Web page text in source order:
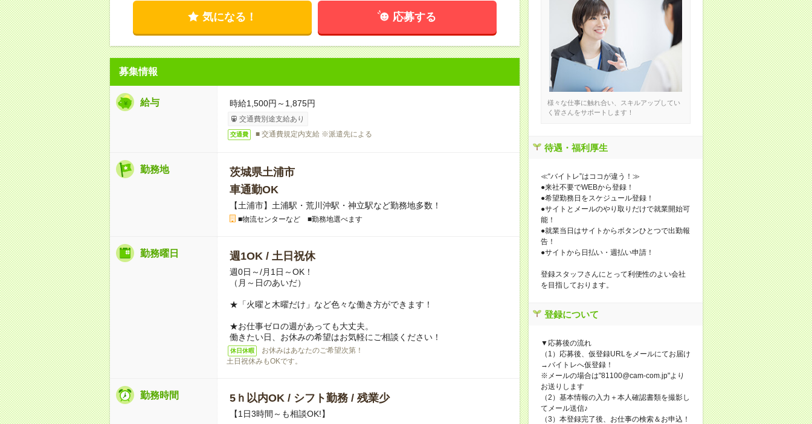
気になる！ 応募する
募集情報
給与 時給1,500円～1,875円
交通費別途支給あり
交通費 ■ 交通費規定内支給 ※派遣先による
勤務地
茨城県土浦市
車通勤OK
【土浦市】土浦駅・荒川沖駅・神立駅など勤務地多数！
■物流センターなど ■勤務地選べます
勤務曜日 週1OK / 土日祝休
週0日～/月1日～OK！
（月～日のあいだ）
★「火曜と木曜だけ」など色々な働き方ができます！
★お仕事ゼロの週があっても大丈夫。
働きたい日、お休みの希望はお気軽にご相談ください！
休日休暇
お休みはあなたのご希望次第！
土日祝休みもOKです。
勤務時間 5ｈ以内OK / シフト勤務 / 残業少
【1日3時間～も相談OK!】
様々な仕事に触れ合い、スキルアップしてい
く皆さんをサポートします！
待遇・福利厚生
≪“バイトレ”はココが違う！≫
●来社不要でWEBから登録！
●希望勤務日をスケジュール登録！
●サイトとメールのやり取りだけで就業開始可
能！
●就業当日はサイトからボタンひとつで出勤報
告！
●サイトから日払い・週払い申請！
登録スタッフさんにとって利便性のよい会社
を目指しております。
登録について
▼応募後の流れ
（1）応募後、仮登録URLをメールにてお届け
→バイトレへ仮登録！
※メールの場合は"81100@cam-com.jp"より
お送りします
（2）基本情報の入力＋本人確認書類を撮影し
てメール送信♪
（3）本登録完了後、お仕事の検索＆お申込！